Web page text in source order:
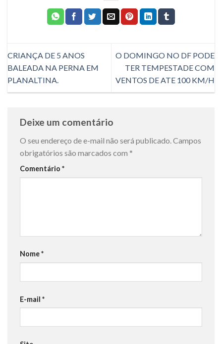
CRIANÇA DE 5 ANOS
BALEADA NA PERNA EM
PLANALTINA.
O DOMINGO NO DF PODE
TER TEMPESTADE COM
VENTOS DE ATE 100 KM/H
Deixe um comentário
O seu endereço de e-mail não será publicado.Campos
obrigatórios são marcados com *
Comentário *
Nome*
E-mail *